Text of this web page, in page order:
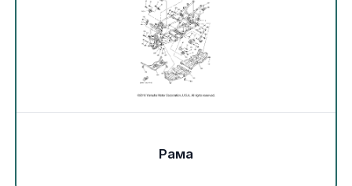
Движители (гребные винты)
Швартовное оборудование
Якорное оборудование
Охлаждение
Рама